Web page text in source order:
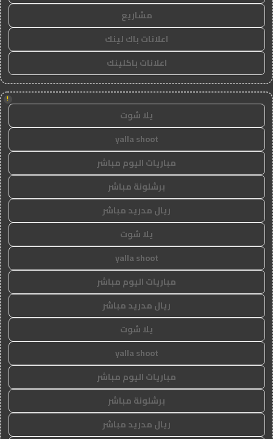
مشاريع
اعلانات باك لينك
اعلانات باكلينك
!
يلا شوت
yalla shoot
مباريات اليوم مباشر
برشلونة مباشر
ريال مدريد مباشر
يلا شوت
yalla shoot
مباريات اليوم مباشر
ريال مدريد مباشر
يلا شوت
yalla shoot
مباريات اليوم مباشر
برشلونة مباشر
ريال مدريد مباشر